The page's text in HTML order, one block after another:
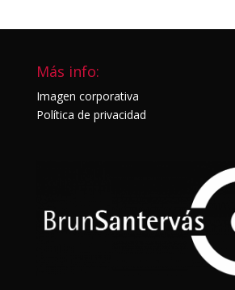
Más info:
Imagen corporativa
Política de privacidad